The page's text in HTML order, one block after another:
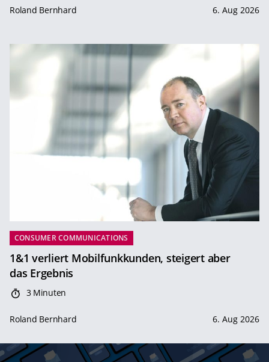
Roland Bernhard 6. Aug 2026
CONSUMER COMMUNICATIONS
1&1 verliert Mobilfunkkunden, steigert aber
das Ergebnis
3 Minuten
Roland Bernhard 6. Aug 2026